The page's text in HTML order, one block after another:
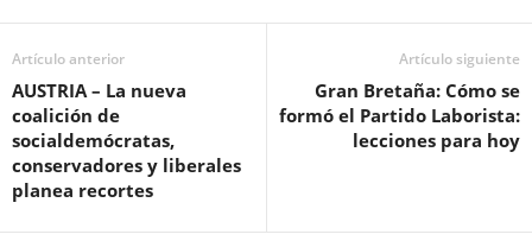
Artículo anterior
AUSTRIA – La nueva
coalición de
socialdemócratas,
conservadores y liberales
planea recortes
Artículo siguiente
Gran Bretaña: Cómo se
formó el Partido Laborista:
lecciones para hoy